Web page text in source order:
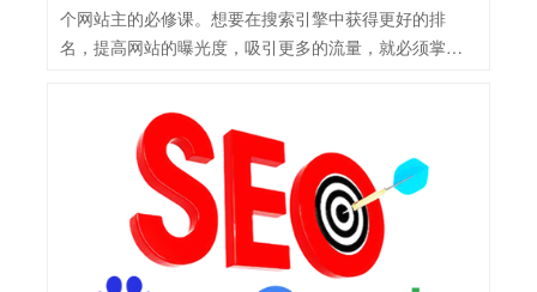
个网站主的必修课。想要在搜索引擎中获得更好的排
名，提高网站的曝光度，吸引更多的流量，就必须掌握
高价值、低竞争的关键词。2，网站结构优化：确保网站
结构清晰、链接合理，提高搜索引擎的爬取效率。3，内
容优化：围绕关键词创作高质量内容，提高用户体验和
搜索引擎的收录率。4，外部链接建设：积极获取高质量
的外部链接，提升网站权重和排名。5，数据分析与调
整：定期分析网站数据，根据搜索引擎排名和流量变化